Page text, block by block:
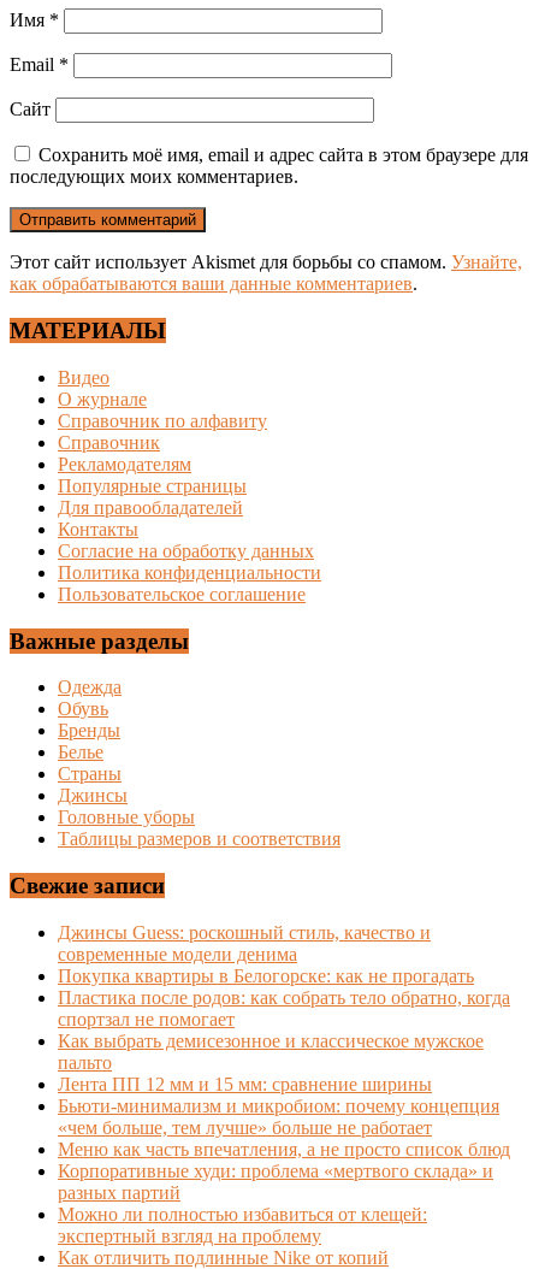
Имя *
Email *
Сайт
Сохранить моё имя, email и адрес сайта в этом браузере для
последующих моих комментариев.
Этот сайт использует Akismet для борьбы со спамом. Узнайте,
как обрабатываются ваши данные комментариев.
МАТЕРИАЛЫ
Видео
О журнале
Справочник по алфавиту
Справочник
Рекламодателям
Популярные страницы
Для правообладателей
Контакты
Согласие на обработку данных
Политика конфиденциальности
Пользовательское соглашение
Важные разделы
Одежда
Обувь
Бренды
Белье
Страны
Джинсы
Головные уборы
Таблицы размеров и соответствия
Свежие записи
Джинсы Guess: роскошный стиль, качество и
современные модели денима
Покупка квартиры в Белогорске: как не прогадать
Пластика после родов: как собрать тело обратно, когда
спортзал не помогает
Как выбрать демисезонное и классическое мужское
пальто
Лента ПП 12 мм и 15 мм: сравнение ширины
Бьюти-минимализм и микробиом: почему концепция
«чем больше, тем лучше» больше не работает
Меню как часть впечатления, а не просто список блюд
Корпоративные худи: проблема «мертвого склада» и
разных партий
Можно ли полностью избавиться от клещей:
экспертный взгляд на проблему
Как отличить подлинные Nike от копий